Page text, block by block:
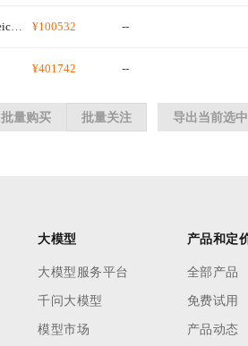
¥100532 --
¥401742 --
批量购买 批量关注 导出当前选中